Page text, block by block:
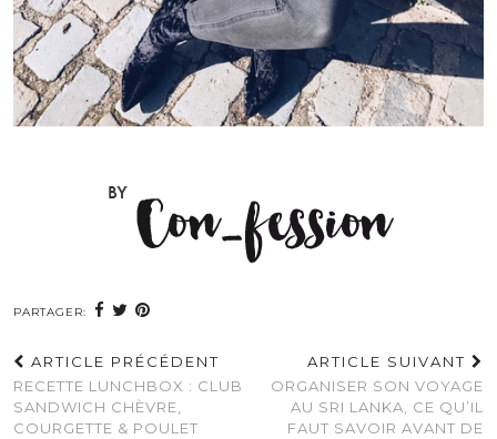
PARTAGER:
ARTICLE PRÉCÉDENT
RECETTE LUNCHBOX : CLUB
SANDWICH CHÈVRE,
COURGETTE & POULET
ARTICLE SUIVANT
ORGANISER SON VOYAGE
AU SRI LANKA, CE QU’IL
FAUT SAVOIR AVANT DE